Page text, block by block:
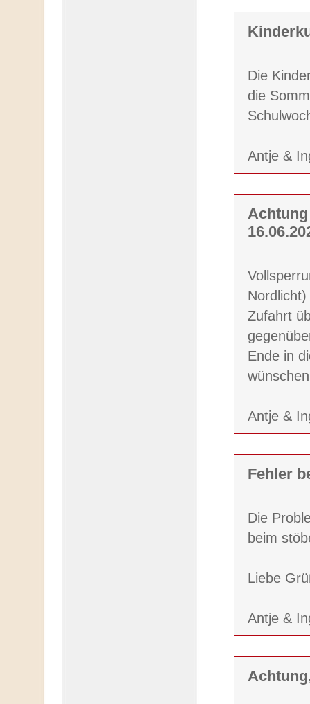
Die
die
Antje &
Zufahrt
Ende in
Antje &
Fehler
Die
beim
Liebe
Antje &